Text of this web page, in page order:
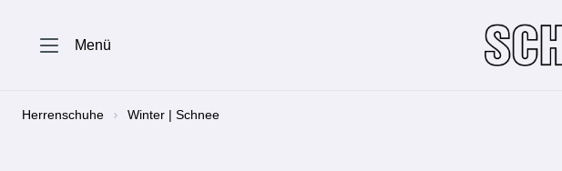
Menü
Herrenschuhe Winter | Schnee